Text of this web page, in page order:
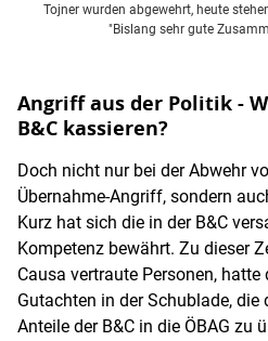
Tojner wurden abgewehrt, heute
"Bislang sehr gute
Angriff aus der Politik -
B&C kassieren?
Doch nicht nur bei der Abwehr
Übernahme-Angriff, sondern
Kurz hat sich die in der B&C
Kompetenz bewährt. Zu dieser
Causa vertraute Personen,
Gutachten in der Schublade, die
Anteile der B&C in die ÖBAG zu